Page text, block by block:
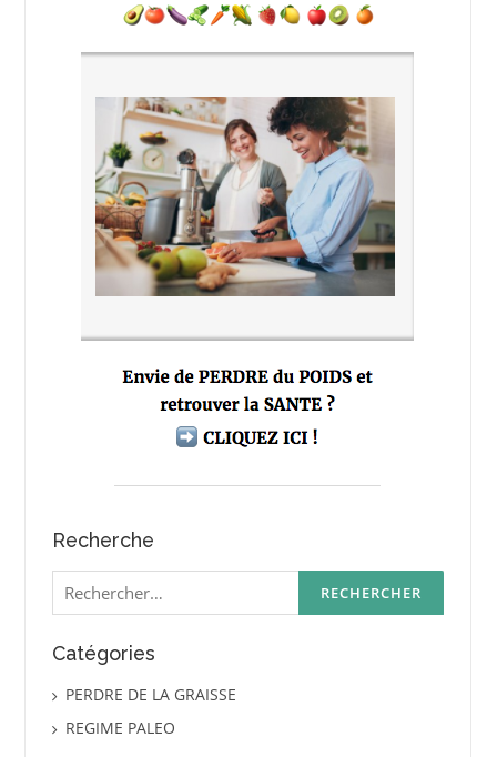
Recherche
Rechercher :
Catégories
PERDRE DE LA GRAISSE
REGIME PALEO